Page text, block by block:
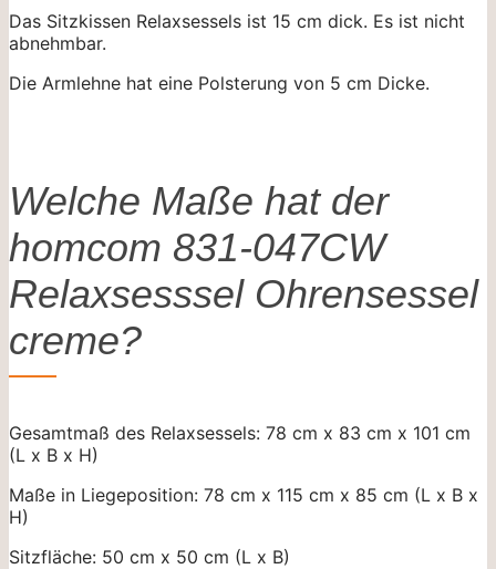
Das Sitzkissen Relaxsessels ist 15 cm dick. Es ist nicht
abnehmbar.
Die Armlehne hat eine Polsterung von 5 cm Dicke.
Welche Maße hat der
homcom 831-047CW
Relaxsesssel Ohrensessel
creme?
Gesamtmaß des Relaxsessels: 78 cm x 83 cm x 101 cm
(L x B x H)
Maße in Liegeposition: 78 cm x 115 cm x 85 cm (L x B x
H)
Sitzfläche: 50 cm x 50 cm (L x B)